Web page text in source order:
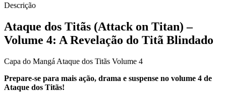
Descrição
Ataque dos Titãs (Attack on Titan) –
Volume 4: A Revelação do Titã Blindado
Capa do Mangá Ataque dos Titãs Volume 4
Prepare-se para mais ação, drama e suspense no volume 4 de
Ataque dos Titãs!